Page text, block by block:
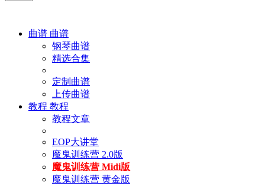
曲谱 曲谱
钢琴曲谱
精选合集
定制曲谱
上传曲谱
教程 教程
教程文章
EOP大讲堂
魔鬼训练营 2.0版
魔鬼训练营 Midi版
魔鬼训练营 黄金版